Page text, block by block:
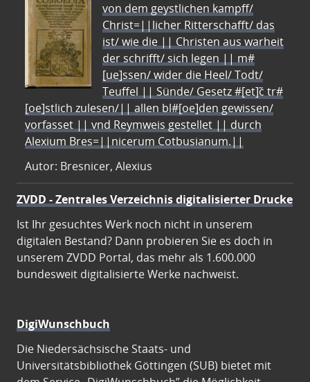
von dem geystlichen kampff/
Christ=||licher Ritterschafft/ das
ist/ wie die || Christen aus warheit
der schrifft/ sich legen || m#
[ue]ssen/ wider die Heel/ Todt/
Teuffel || Sünde/ Gesetz #[et]c̃ tr#
[oe]stlich zulesen/|| allen bl#[oe]den gewissen/
vorfasset || vnd Reymweis gestellet || durch
Alexium Bres=||nicerum Cotbusianum.||
Autor: Bresnicer, Alexius
ZVDD - Zentrales Verzeichnis digitalisierter Drucke
Ist Ihr gesuchtes Werk noch nicht in unserem
digitalen Bestand? Dann probieren Sie es doch in
unserem ZVDD Portal, das mehr als 1.600.000
bundesweit digitalisierte Werke nachweist.
DigiWunschbuch
Die Niedersächsische Staats- und
Universitätsbibliothek Göttingen (SUB) bietet mit